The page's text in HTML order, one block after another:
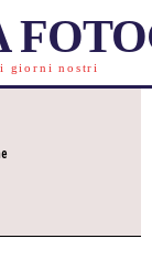
giorni nostri